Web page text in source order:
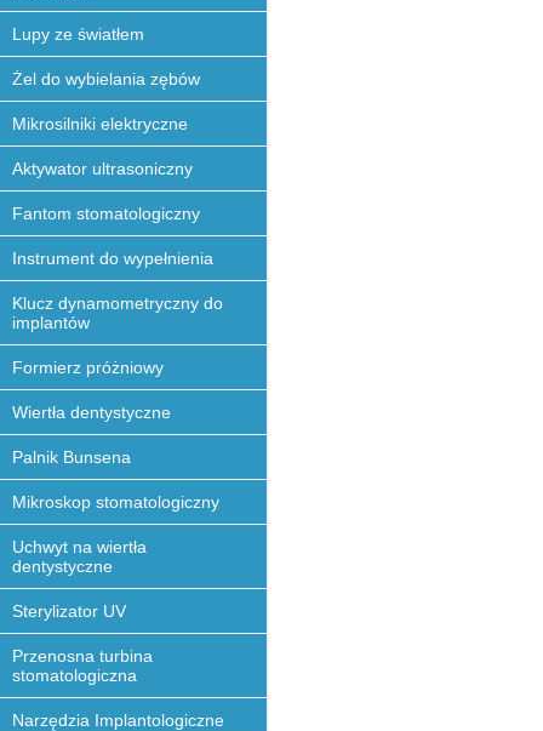
Lupy ze światłem
Żel do wybielania zębów
Mikrosilniki elektryczne
Aktywator ultrasoniczny
Fantom stomatologiczny
Instrument do wypełnienia
Klucz dynamometryczny do
implantów
Formierz próżniowy
Wiertła dentystyczne
Palnik Bunsena
Mikroskop stomatologiczny
Uchwyt na wiertła
dentystyczne
Sterylizator UV
Przenosna turbina
stomatologiczna
Narzędzia Implantologiczne